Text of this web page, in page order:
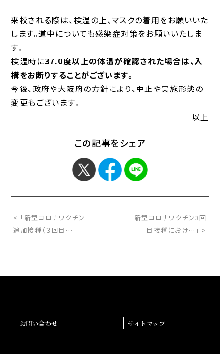
来校される際は、検温の上、マスクの着用をお願いいた
します。道中についても感染症対策をお願いいたしま
す。
検温時に37.0度以上の体温が確認された場合は、入
構をお断りすることがございます。
今後、政府や大阪府の方針により、中止や実施形態の
変更もございます。
以上
この記事をシェア
< 「新型コロナワクチン
追加接種（３回目…」
「新型コロナワクチン3回
目接種におけ…」 >
お問い合わせ サイトマップ